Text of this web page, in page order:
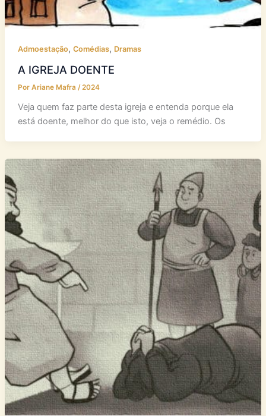
Admoestação, Comédias, Dramas
A IGREJA DOENTE
Por Ariane Mafra /2024
Veja quem faz parte desta igreja e entenda porque ela
está doente, melhor do que isto, veja o remédio. Os